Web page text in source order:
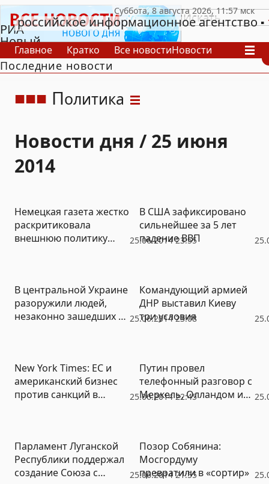
РИА
Новый
День
российское информационное агентство
Главное Кратко Все новостиНовости
В России
В мире
Последние новости
Политика
Новости дня / 25 июня
2014
25.06.2014 23:55
Немецкая газета жестко
раскритиковала
внешнюю политику
В США зафиксировано
сильнейшее за 5 лет
падение ВВП
25.06.2014 23:08
В центральной Украине
разоружили людей,
незаконно зашедших на
Командующий армией
ДНР выставил Киеву
три условия
25.06.2014 22:45
New York Times: ЕС и
американский бизнес
против санкций в
Путин провел
телефонный разговор с
Меркель, Олландом и
25.06.2014 21:55
Парламент Луганской
Республики поддержал
создание Союза с
Позор Собянина:
Мосгордуму
превратили в «сортир»